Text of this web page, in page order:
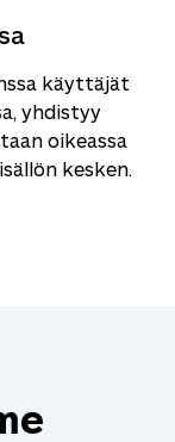
käyttäjät
yhdistyy
oikeassa
kesken.